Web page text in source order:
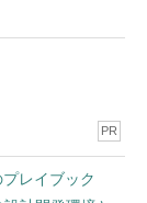
PR
レイブック